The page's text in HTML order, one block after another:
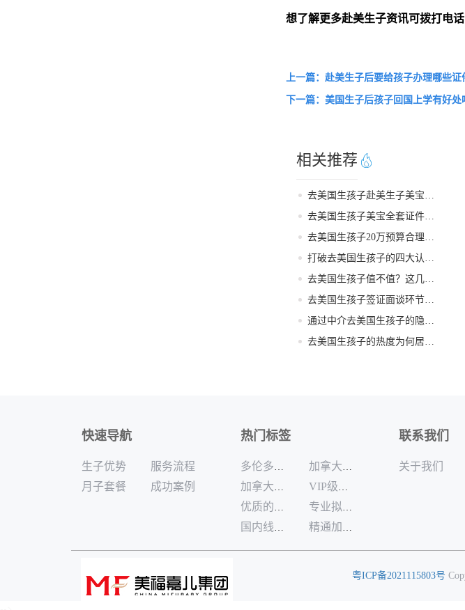
想了解更多赴美生子资讯可拨打电话
上一篇：赴美生子后要给孩子办理哪些证
下一篇：美国生子后孩子回国上学有好处
相关推荐
去美国生孩子赴美生子美宝回国落户流程
去美国生孩子美宝全套证件一站式代办服务
去美国生孩子20万预算合理搭配套餐方案
打破去美国生孩子的四大认知误区
去美国生孩子值不值？这几点好处帮你算清账！
去美国生孩子签证面谈环节要注意的事项
通过中介去美国生孩子的隐形陷阱
去美国生孩子的热度为何居高不下
快速导航
生子优势
服务流程
月子套餐
成功案例
热门标签
多伦多高端加拿大月子中心
加拿大月子中心哪家专业
加拿大月子中心独栋公寓哪家好
VIP级的加拿大月子中心排名
优质的加拿大月子中心哪家好
专业拟定孕妈加拿大生孩子出行规划机构
国内线下可咨询加拿大生孩子服务商
精通加拿大生孩子本地生活配套咨询公司
联系我们
关于我们
粤ICP备2021115803号